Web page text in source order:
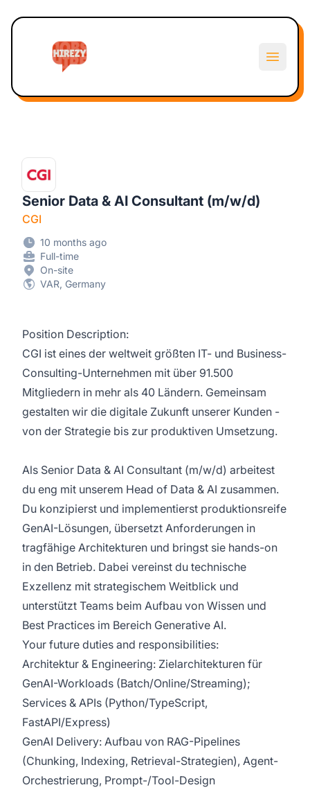
Open
Senior Data & AI Consultant (m/w/d)
CGI
10 months ago
Full-time
On-site
VAR, Germany
Position Description:
CGI ist eines der weltweit größten IT- und Business-
Consulting-Unternehmen mit über 91.500
Mitgliedern in mehr als 40 Ländern. Gemeinsam
gestalten wir die digitale Zukunft unserer Kunden -
von der Strategie bis zur produktiven Umsetzung.
Als Senior Data & AI Consultant (m/w/d) arbeitest
du eng mit unserem Head of Data & AI zusammen.
Du konzipierst und implementierst produktionsreife
GenAI-Lösungen, übersetzt Anforderungen in
tragfähige Architekturen und bringst sie hands-on
in den Betrieb. Dabei vereinst du technische
Exzellenz mit strategischem Weitblick und
unterstützt Teams beim Aufbau von Wissen und
Best Practices im Bereich Generative AI.
Your future duties and responsibilities:
Architektur & Engineering: Zielarchitekturen für
GenAI-Workloads (Batch/Online/Streaming);
Services & APIs (Python/TypeScript,
FastAPI/Express)
GenAI Delivery: Aufbau von RAG-Pipelines
(Chunking, Indexing, Retrieval-Strategien), Agent-
Orchestrierung, Prompt-/Tool-Design